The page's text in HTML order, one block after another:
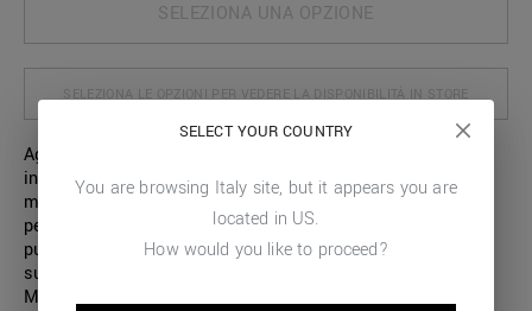
SELEZIONA UNA OPZIONE
SELEZIONA LE OPZIONI PER VEDERE LA DISPONIBILITÀ IN STORE
Aggiorna la tua collezione con questa t-shirt realizzata
interamente puro jersey di cotone tinta unita. Questo
modello è disegnato con una vestibilità ampia e rilassata,
perfetta per un look casual e contemporaneo. Il design
pulito ed essenziale è siglato da un dettaglio grafico tono
su tono, stampato sul davanti. Sul retro, il logo di Antony
Morato aggiunge un tocco di riconoscibilità al capo.
SELECT YOUR COUNTRY
You are browsing Italy site, but it appears you are
located in US.
How would you like to proceed?